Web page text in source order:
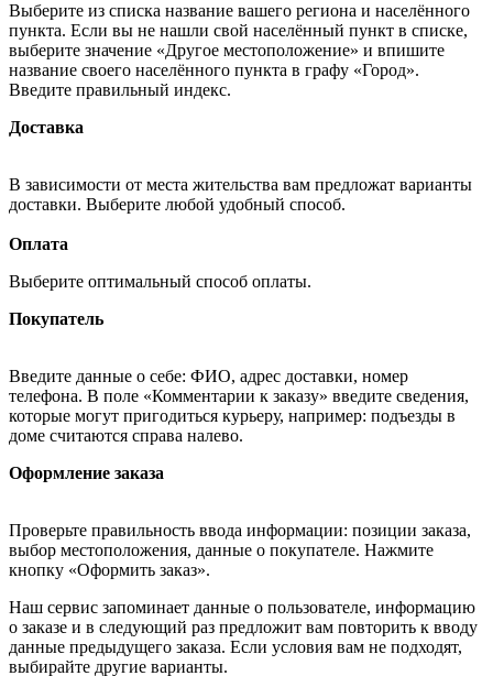
Выберите из списка название вашего региона и населённого
пункта. Если вы не нашли свой населённый пункт в списке,
выберите значение «Другое местоположение» и впишите
название своего населённого пункта в графу «Город».
Введите правильный индекс.
Доставка
В зависимости от места жительства вам предложат варианты
доставки. Выберите любой удобный способ.
Оплата
Выберите оптимальный способ оплаты.
Покупатель
Введите данные о себе: ФИО, адрес доставки, номер
телефона. В поле «Комментарии к заказу» введите сведения,
которые могут пригодиться курьеру, например: подъезды в
доме считаются справа налево.
Оформление заказа
Проверьте правильность ввода информации: позиции заказа,
выбор местоположения, данные о покупателе. Нажмите
кнопку «Оформить заказ».
Наш сервис запоминает данные о пользователе, информацию
о заказе и в следующий раз предложит вам повторить к вводу
данные предыдущего заказа. Если условия вам не подходят,
выбирайте другие варианты.